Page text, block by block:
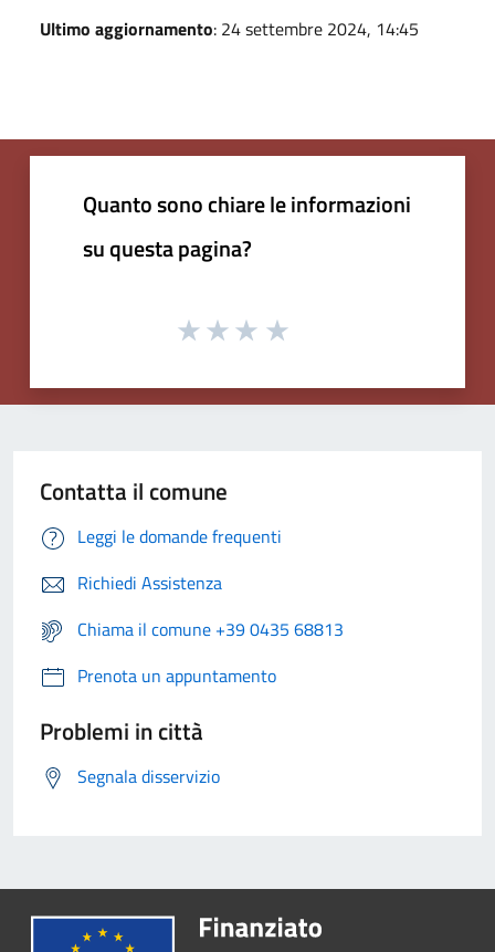
Ultimo aggiornamento: 24 settembre 2024, 14:45
Quanto sono chiare le informazioni
su questa pagina?
Contatta il comune
Leggi le domande frequenti
Richiedi Assistenza
Chiama il comune +39 0435 68813
Prenota un appuntamento
Problemi in città
Segnala disservizio